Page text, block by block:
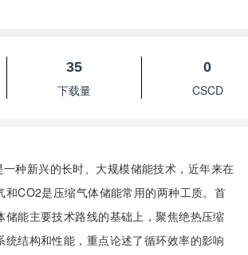
35
下载量
0
CSCD
一种新兴的长时、大规模储能技术，近年来在
和CO2是压缩气体储能常用的两种工质。首
储能主要技术路线的基础上，聚焦绝热压缩
统结构和性能，重点论述了循环效率的影响